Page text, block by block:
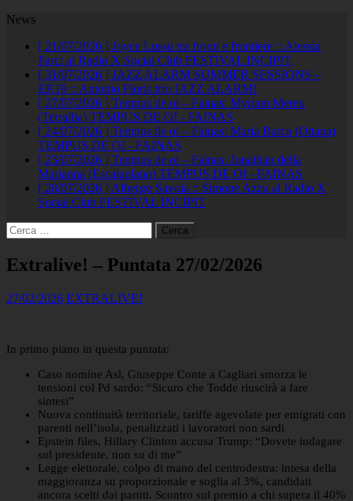
News
[ 21/07/2026 ] Joyce Lussu tra fronti e frontiere :: Alessia
Farci al Radio X Social Club FESTIVAL INCIPIT
[ 31/07/2026 ] JAZZ ALARM SUMMER SESSIONS –
EP.19 :: Antonio Floris trio JAZZ ALARM!
[ 27/07/2026 ] Tempus de oi – Fainas: Myriam Mereu
(Terralba) TEMPUS DE OI - FAINAS
[ 24/07/2026 ] Tempus de oi – Fainas: Maria Barca (Ottana)
TEMPUS DE OI - FAINAS
[ 23/07/2026 ] Tempus de oi – Fainas: Jonathan della
Marianna (Escalaplano) TEMPUS DE OI - FAINAS
[ 28/07/2026 ] Albergo Savoia :: Simone Azzu al Radio X
Social Club FESTIVAL INCIPIT
Ricerca
per:
Extralive! – Puntata 27/02/2026
27/02/2026 EXTRALIVE!
In primo piano in questa puntata:
Caso nomine Asl, Giuseppe Conte a Cagliari smorza le
tensioni col Pd sardo: “Sicuro che Todde riuscirà a fare
sintesi”
Nuova continuità territoriale, tariffe agevolate per emigrati con
parenti nell’isola, penalizzati i lavoratori non sardi
Epstein files, Hillary Clinton accusa Trump: “Dovete indagare
sul presidente, non su di me”
Legge elettorale, colpo di mano del centrodestra: intesa della
maggioranza su proporzionale e soglia al 3%, candidati
ancora scelti dai partiti. Scontro sul premio a chi supera il 40%